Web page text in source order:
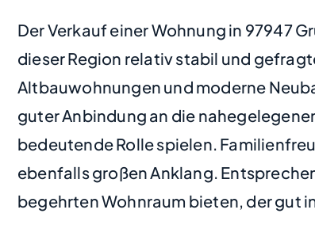
Der Verkauf einer Wohnung in 97947
dieser Region relativ stabil und
Altbauwohnungen und moderne
guter Anbindung an die
bedeutende Rolle spielen.
ebenfalls großen Anklang.
begehrten Wohnraum bieten, der gut